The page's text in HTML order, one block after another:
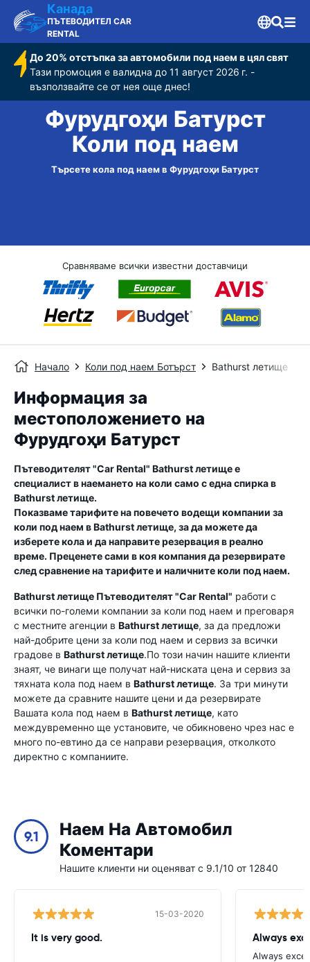
Канада
ПЪТЕВОДИТЕЛ CAR
RENTAL
До 20% отстъпка за автомобили под наем в цял свят
Тази промоция е валидна до 11 август 2026 г. -
възползвайте се от нея още днес!
Фурудгоҳи Батурст
Коли под наем
Търсете кола под наем в Фурудгоҳи Батурст
Сравняваме всички известни доставчици
Начало Коли под наем Ботърст Bathurst летище
Информация за
местоположението на
Фурудгоҳи Батурст
Пътеводителят "Car Rental" Bathurst летищее
специалист в наемането на коли само с една спирка в
Bathurst летище.
Показваме тарифите на повечето водещи компании за
коли под наем вBathurst летище, за да можете да
изберете кола и да направите резервация в реално
време. Преценете сами в коя компания да резервирате
след сравнение на тарифите и наличните коли под наем.
Bathurst летище Пътеводителят "Car Rental" работи с
всички по-големи компании за коли под наем и преговаря
с местните агенции в Bathurst летище, за да предложи
най-добрите цени за коли под наем и сервиз за всички
градове в Bathurst летище.По този начин нашите клиенти
знаят, че винаги ще получат най-ниската цена и сервиз за
тяхната кола под наем в Bathurst летище. За три минути
можете да сравните нашите цени и да резервирате
Вашата кола под наем в Bathurst летище, като
междувременно ще установите, че обикновено чрез нас е
много по-евтино да се направи резервация, отколкото
директно с компаниите.
9.1
Наем На Автомобил
Коментари
Нашите клиенти ни оценяват с 9.1/10 от 12840
15-03-2020
It is very good. Always
Always